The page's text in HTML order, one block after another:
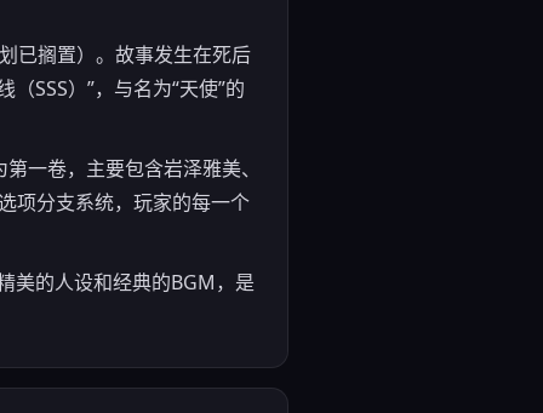
已搁置）。故事发生在死后
SSS）”，与名为“天使”的
一卷，主要包含岩泽雅美、
项分支系统，玩家的每一个
美的人设和经典的BGM，是